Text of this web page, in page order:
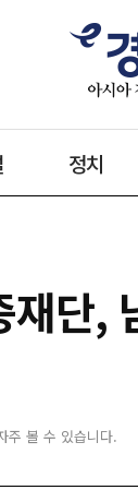
정치
단,
주 볼 수 있습니다.